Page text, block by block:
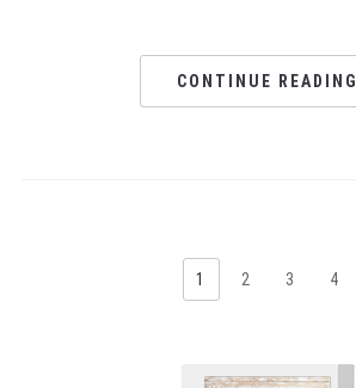
CONTINUE READING
1 2 3 4